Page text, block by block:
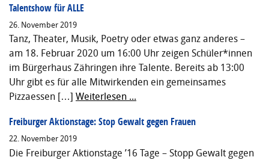
Talentshow für ALLE
26. November 2019
Tanz, Theater, Musik, Poetry oder etwas ganz anderes –
am 18. Februar 2020 um 16:00 Uhr zeigen Schüler*innen
im Bürgerhaus Zähringen ihre Talente. Bereits ab 13:00
Uhr gibt es für alle Mitwirkenden ein gemeinsames
Pizzaessen […] Weiterlesen ...
Freiburger Aktionstage: Stop Gewalt gegen Frauen
22. November 2019
Die Freiburger Aktionstage ’16 Tage – Stopp Gewalt gegen